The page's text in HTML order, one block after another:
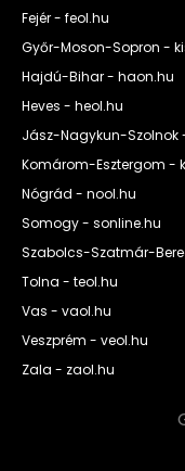
Fejér - feol.hu
Győr-Moson-Sopron -
Hajdú-Bihar - haon.hu
Heves - heol.hu
Jász-Nagykun-Szolnok
Komárom-Esztergom -
Nógrád - nool.hu
Somogy - sonline.hu
Szabolcs-Szatmár-
Tolna - teol.hu
Vas - vaol.hu
Veszprém - veol.hu
Zala - zaol.hu